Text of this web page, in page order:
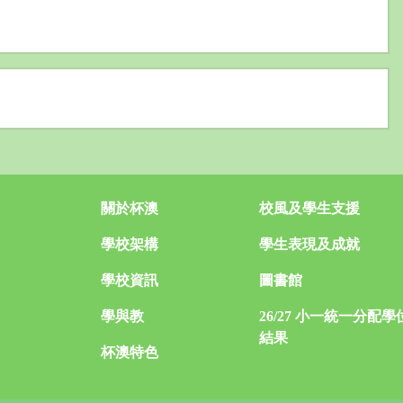
關於杯澳
學校架構
學校資訊
學與教
杯澳特色
校風及學生支援
學生表現及成就
圖書館
26/27 小一統一分配學
結果